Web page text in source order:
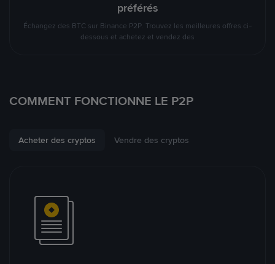
préférés
Échangez des BTC sur Binance P2P. Trouvez les meilleures offres ci-
dessous et achetez et vendez des
COMMENT FONCTIONNE LE P2P
Acheter des cryptos Vendre des cryptos